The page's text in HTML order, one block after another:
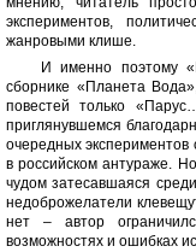
экспериментов,
жанровыми клише.
И именно поэтому
сборнике «Планета
повестей только
приглянувшемся
очередных
в российском антураже.
чудом затесавшаяся
недоброжелатели
нет – автор
возможностях и ошибках